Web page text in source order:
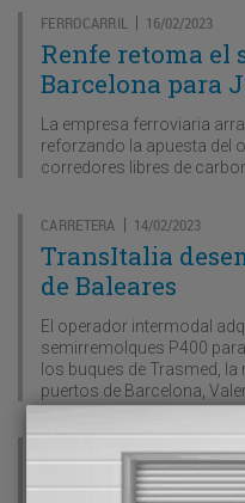
FERROCARRIL | 16/02/2023
Renfe retoma el
Barcelona para
La empresa ferroviaria
reforzando la apuesta del
corredores libres de
CARRETERA | 14/02/2023
TransItalia
de Baleares
El operador intermodal
semirremolques P400
los buques de Trasmed, la
puertos de Barcelona,
|13/02/2023
Boluda, líder